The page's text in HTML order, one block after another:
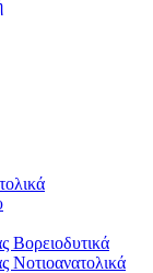
Βορειοδυτικά
Νοτιοανατολικά